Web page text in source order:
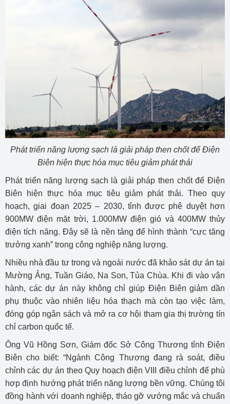
Phát triển năng lượng sạch là giải pháp then chốt để Điện
Biên hiện thực hóa mục tiêu giảm phát thải
Phát triển năng lượng sạch là giải pháp then chốt để Điện
Biên hiện thực hóa mục tiêu giảm phát thải. Theo quy
hoạch, giai đoạn 2025 – 2030, tỉnh được phê duyệt hơn
900MW điện mặt trời, 1.000MW điện gió và 400MW thủy
điện tích năng. Đây sẽ là nền tảng để hình thành “cực tăng
trưởng xanh” trong công nghiệp năng lượng.
Nhiều nhà đầu tư trong và ngoài nước đã khảo sát dự án tại
Mường Ảng, Tuần Giáo, Na Son, Tủa Chùa. Khi đi vào vận
hành, các dự án này không chỉ giúp Điện Biên giảm dần
phụ thuộc vào nhiên liệu hóa thạch mà còn tạo việc làm,
đóng góp ngân sách và mở ra cơ hội tham gia thị trường tín
chỉ carbon quốc tế.
Ông Vũ Hồng Sơn, Giám đốc Sở Công Thương tỉnh Điện
Biên cho biết: “Ngành Công Thương đang rà soát, điều
chỉnh các dự án theo Quy hoạch điện VIII điều chỉnh để phù
hợp định hướng phát triển năng lượng bền vững. Chúng tôi
đồng hành với doanh nghiệp, tháo gỡ vướng mắc và chuẩn